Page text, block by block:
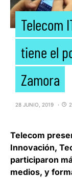
Telecom
tiene el
Zamora
28 JUNIO, 2019
Telecom
Innovación,
participaron
medios, y